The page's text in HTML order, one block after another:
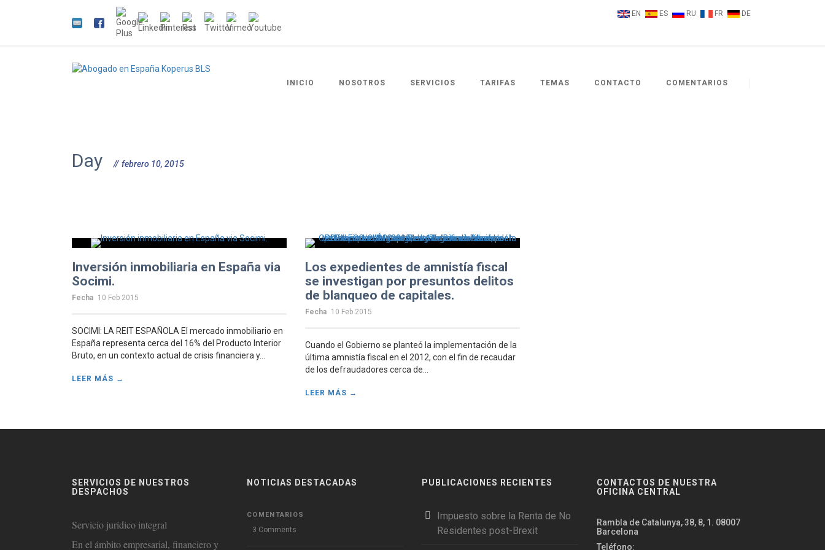
EN ES RU FR DE
INICIO NOSOTROS SERVICIOS TARIFAS TEMAS CONTACTO COMENTARIOS
Day febrero 10, 2015
Inversión inmobiliaria en España via
Socimi.
Fecha 10 Feb 2015
SOCIMI: LA REIT ESPAÑOLA El mercado inmobiliario en
España representa cerca del 16% del Producto Interior
Bruto, en un contexto actual de crisis financiera y...
LEER MÁS →
Los expedientes de amnistía fiscal
se investigan por presuntos delitos
de blanqueo de capitales.
Fecha 10 Feb 2015
Cuando el Gobierno se planteó la implementación de la
última amnistía fiscal en el 2012, con el fin de recaudar
de los defraudadores cerca de...
LEER MÁS →
SERVICIOS DE NUESTROS
DESPACHOS
Servicio jurídico integral
En el ámbito empresarial, financiero y
NOTICIAS DESTACADAS
COMENTARIOS
3 Comments
PUBLICACIONES RECIENTES
Impuesto sobre la Renta de No
Residentes post-Brexit
CONTACTOS DE NUESTRA
OFICINA CENTRAL
Rambla de Catalunya, 38, 8, 1. 08007
Barcelona
Teléfono: